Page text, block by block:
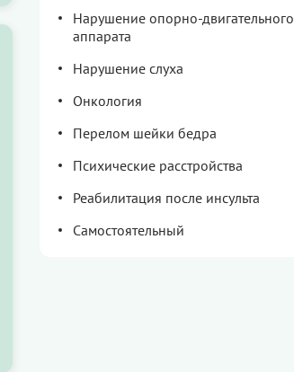
Нарушение опорно-двигательного
аппарата
Нарушение слуха
Онкология
Перелом шейки бедра
Психические расстройства
Реабилитация после инсульта
Самостоятельный